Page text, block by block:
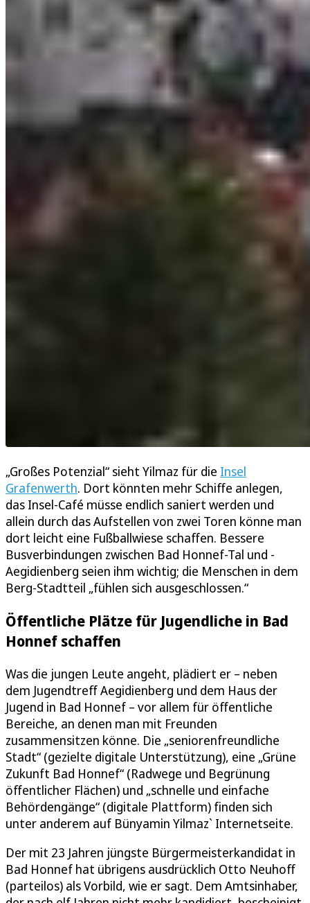
„Großes Potenzial“ sieht Yilmaz für die Insel
Grafenwerth. Dort könnten mehr Schiffe anlegen,
das Insel-Café müsse endlich saniert werden und
allein durch das Aufstellen von zwei Toren könne man
dort leicht eine Fußballwiese schaffen. Bessere
Busverbindungen zwischen Bad Honnef-Tal und -
Aegidienberg seien ihm wichtig; die Menschen in dem
Berg-Stadtteil „fühlen sich ausgeschlossen.“
Öffentliche Plätze für Jugendliche in Bad
Honnef schaffen
Was die jungen Leute angeht, plädiert er – neben
dem Jugendtreff Aegidienberg und dem Haus der
Jugend in Bad Honnef – vor allem für öffentliche
Bereiche, an denen man mit Freunden
zusammensitzen könne. Die „seniorenfreundliche
Stadt“ (gezielte digitale Unterstützung), eine „Grüne
Zukunft Bad Honnef“ (Radwege und Begrünung
öffentlicher Flächen) und „schnelle und einfache
Behördengänge“ (digitale Plattform) finden sich
unter anderem auf Bünyamin Yilmaz` Internetseite.
Der mit 23 Jahren jüngste Bürgermeisterkandidat in
Bad Honnef hat übrigens ausdrücklich Otto Neuhoff
(parteilos) als Vorbild, wie er sagt. Dem Amtsinhaber,